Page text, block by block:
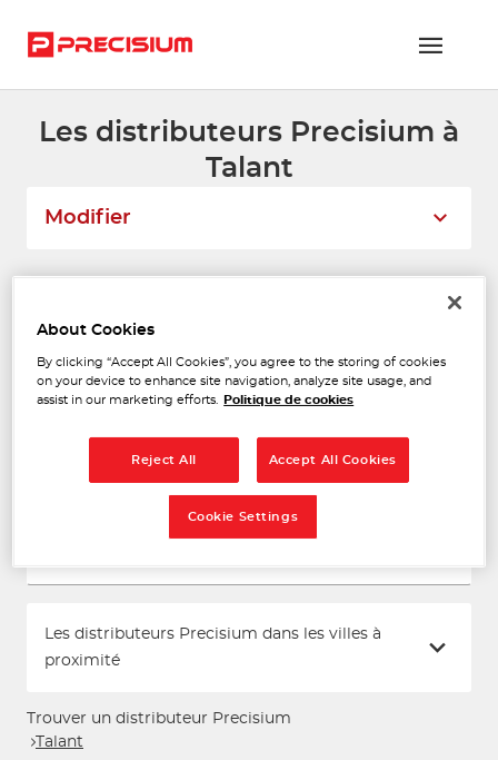
RÉSEAU PRECISIUM
NOUS REJOINDRE
CONTACTEZ-NOUS
Les distributeurs Precisium à
Talant
Modifier
1 AMF TOUTAUTO
25 RUE RENE COTY
Ouvert 09:00 - 12:00 et 14:00 -
18:00
Voir plus
Les distributeurs Precisium dans les villes à
proximité
Trouver un distributeur Precisium
Talant
About Cookies
By clicking “Accept All Cookies”, you agree to the storing of cookies
on your device to enhance site navigation, analyze site usage, and
assist in our marketing efforts.
Politique de cookies
Reject All Accept All Cookies
Cookie Settings